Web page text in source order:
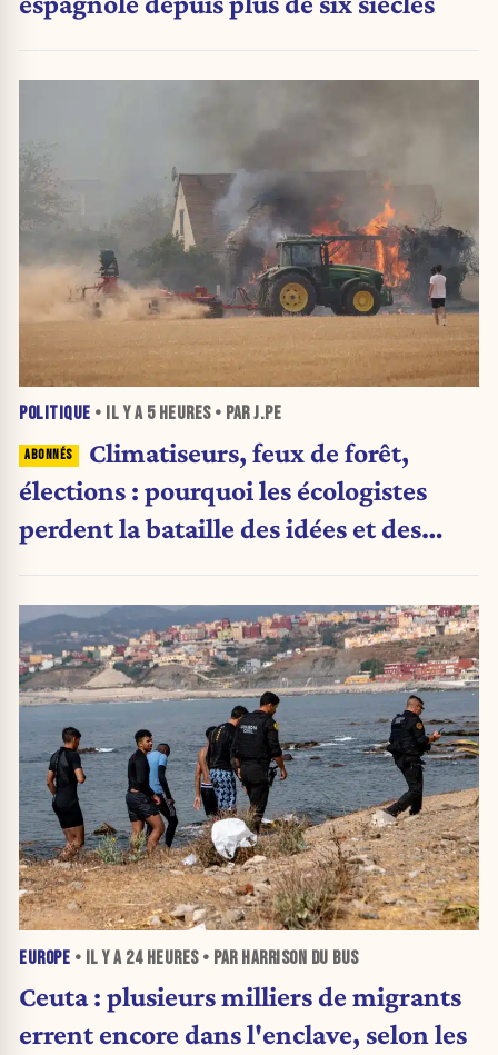
POLITIQUE • IL Y A 5 HEURES• PAR J.PE
Climatiseurs, feux de forêt,
élections : pourquoi les écologistes
perdent la bataille des idées et des
EUROPE • IL Y A 24 HEURES• PAR HARRISON DU BUS
Ceuta : plusieurs milliers de migrants
errent encore dans l'enclave, selon les